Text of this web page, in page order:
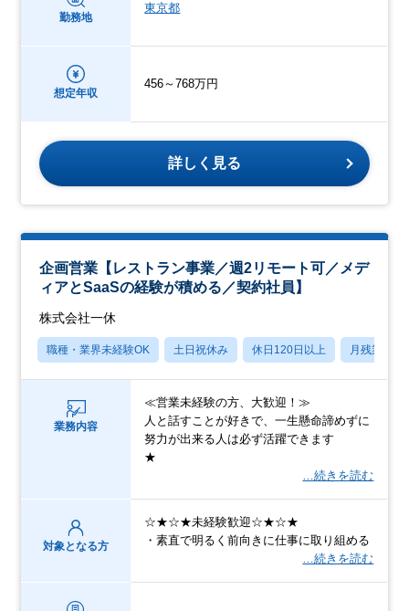
勤務地
東京都
想定年収
456～768万円
詳しく見る
企画営業【レストラン事業／週2リモート可／メデ
ィアとSaaSの経験が積める／契約社員】
株式会社一休
職種・業界未経験OK 土日祝休み 休日120日以上 月残業20
業務内容
≪営業未経験の方、大歓迎！≫
人と話すことが好きで、一生懸命諦めずに
努力が出来る人は必ず活躍できます
★
…続きを読む
対象となる方
☆★☆★未経験歓迎☆★☆★
・素直で明るく前向きに仕事に取り組める
…続きを読む